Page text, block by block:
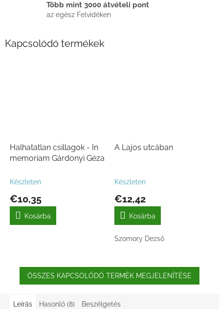
Több mint 3000 átvételi pont
az egész Felvidéken
Kapcsolódó termékek
Halhatatlan csillagok - In
memoriam Gárdonyi Géza
Készleten
€10,35
Kosárba
A Lajos utcában
Készleten
€12,42
Kosárba
Szomory Dezső
ÖSSZES KAPCSOLÓDÓ TERMÉK MEGJELENÍTÉSE
Leírás Hasonló (8) Beszélgetés